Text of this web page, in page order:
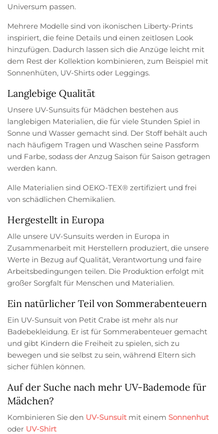
Universum passen.
Mehrere Modelle sind von ikonischen Liberty-Prints
inspiriert, die feine Details und einen zeitlosen Look
hinzufügen. Dadurch lassen sich die Anzüge leicht mit
dem Rest der Kollektion kombinieren, zum Beispiel mit
Sonnenhüten, UV-Shirts oder Leggings.
Langlebige Qualität
Unsere UV-Sunsuits für Mädchen bestehen aus
langlebigen Materialien, die für viele Stunden Spiel in
Sonne und Wasser gemacht sind. Der Stoff behält auch
nach häufigem Tragen und Waschen seine Passform
und Farbe, sodass der Anzug Saison für Saison getragen
werden kann.
Alle Materialien sind OEKO-TEX® zertifiziert und frei
von schädlichen Chemikalien.
Hergestellt in Europa
Alle unsere UV-Sunsuits werden in Europa in
Zusammenarbeit mit Herstellern produziert, die unsere
Werte in Bezug auf Qualität, Verantwortung und faire
Arbeitsbedingungen teilen. Die Produktion erfolgt mit
großer Sorgfalt für Menschen und Materialien.
Ein natürlicher Teil von Sommerabenteuern
Ein UV-Sunsuit von Petit Crabe ist mehr als nur
Badebekleidung. Er ist für Sommerabenteuer gemacht
und gibt Kindern die Freiheit zu spielen, sich zu
bewegen und sie selbst zu sein, während Eltern sich
sicher fühlen können.
Auf der Suche nach mehr UV-Bademode für
Mädchen?
Kombinieren Sie den UV-Sunsuit mit einemSonnenhut
oder UV-Shirt